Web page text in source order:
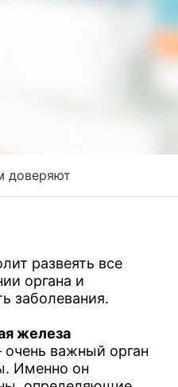
доверяют
развеять все
органа и
заболевания.
железа
важный орган
Именно он